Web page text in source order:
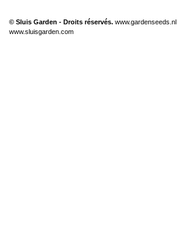
© Sluis Garden - Droits réservés. www.gardenseeds.nl
www.sluisgarden.com